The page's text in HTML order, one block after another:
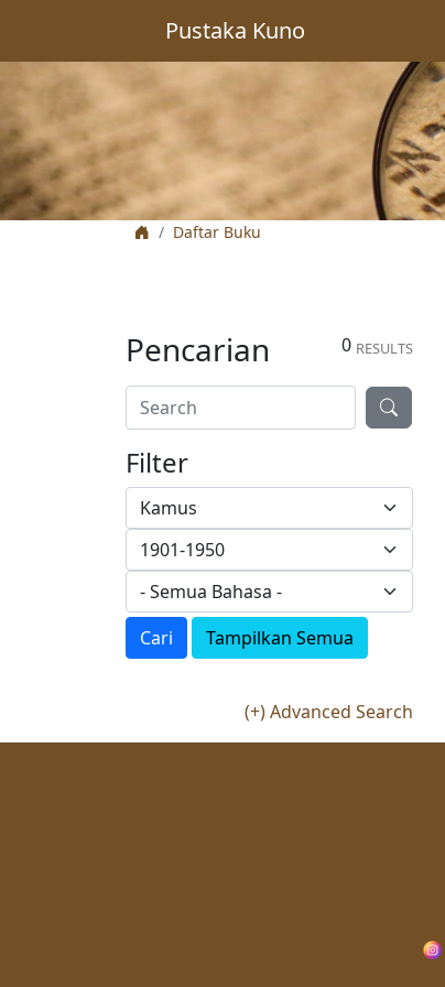
Pustaka Kuno
Daftar Buku
0 RESULTS
Pencarian
Filter
Cari Tampilkan Semua
(+) Advanced Search